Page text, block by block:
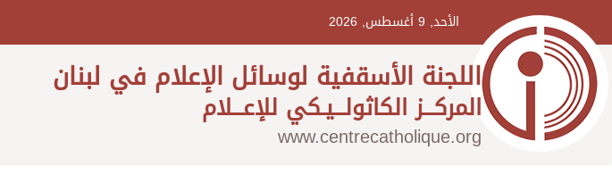
الأحد, 9 أغسطس, 2026
اللجنة الأسقفية لوسائل الإعلام في لبنان
المركـــز الكاثولـــيـكي للإعـــلام
www.centrecatholique.org